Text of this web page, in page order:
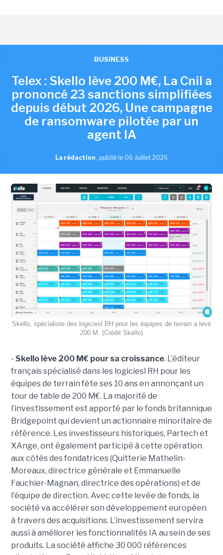
BUSINESS
Telex : Skello lève 200 M€, La Cnil a
prononcé 23 sanctions simplifiées
depuis début 2026, Une campagne
de ransomware pilotée par un
agent IA
La rédaction , publié le 06 Juillet 2026
Skello, spécialiste des logiciesl RH pour les équipes de terrain a levé
200 M. (Crédit Skello)
- Skello lève 200 M€ pour sa croissance. L’éditeur
français spécialisé dans les logiciesl RH pour les
équipes de terrain fête ses 10 ans en annonçant un
tour de table de 200 M€. La majorité de
l’investissement est apporté par le fonds britannique
Bridgepoint qui devient un actionnaire minoritaire de
référence. Les investisseurs historiques, Partech et
XAnge, ont également participé à cette opération
aux côtés des fondatrices (Quitterie Mathelin-
Moreaux, directrice générale et Emmanuelle
Fauchier-Magnan, directrice des opérations) et de
l'équipe de direction. Avec cette levée de fonds, la
société va accélérer son développement européen
à travers des acquisitions. L’investissement servira
aussi à améliorer les fonctionnalités IA au sein de ses
produits. La société affiche 30 000 références